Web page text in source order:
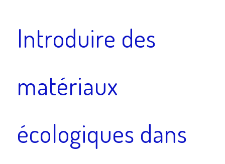
Introduire des
matériaux
écologiques dans